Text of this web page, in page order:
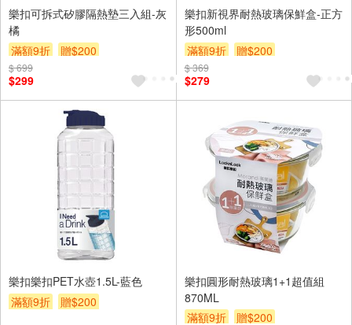
樂扣可拆式矽膠隔熱墊三入組-灰
橘
滿額9折
贈$200
$ 699
$299
樂扣新視界耐熱玻璃保鮮盒-正方
形500ml
滿額9折
贈$200
$ 369
$279
樂扣樂扣PET水壺1.5L-藍色
滿額9折
贈$200
樂扣圓形耐熱玻璃1+1超值組
870ML
滿額9折
贈$200